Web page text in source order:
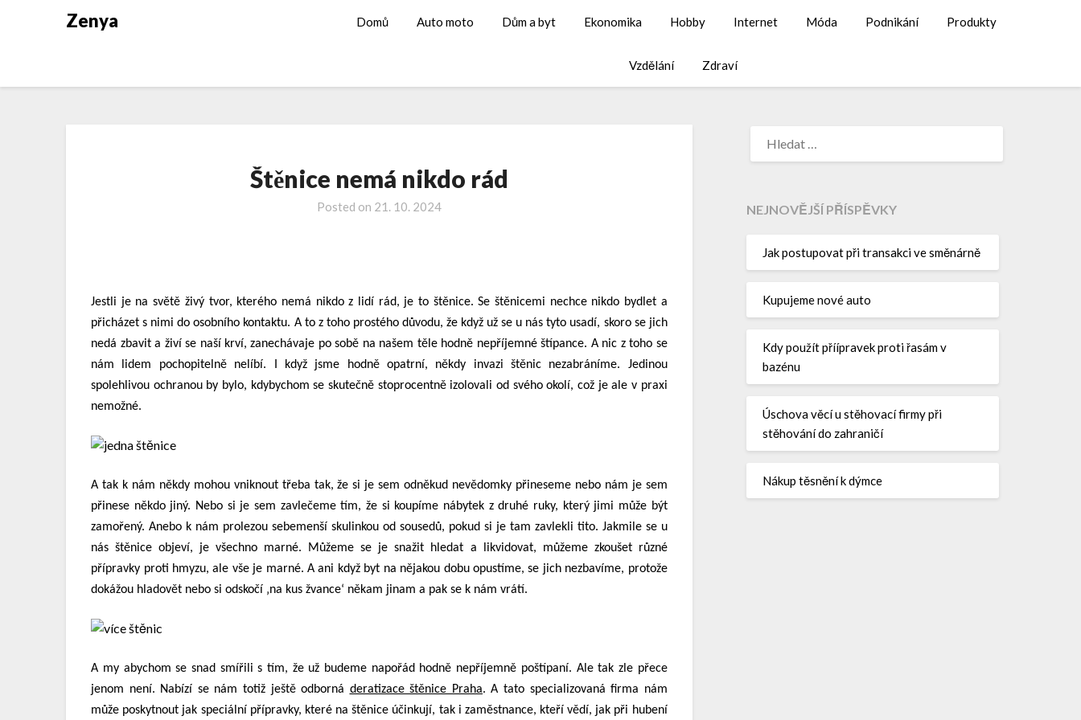
Zenya Domů Auto moto Dům a byt Ekonomika Hobby Internet Móda Podnikání Produkty
Vzdělání Zdraví
Štěnice nemá nikdo rád
Posted on 21. 10. 2024
Jestli je na světě živý tvor, kterého nemá nikdo z lidí rád, je to štěnice. Se štěnicemi nechce nikdo bydlet a
přicházet s nimi do osobního kontaktu. A to z toho prostého důvodu, že když už se u nás tyto usadí, skoro se jich
nedá zbavit a živí se naší krví, zanechávaje po sobě na našem těle hodně nepříjemné štípance. A nic z toho se
nám lidem pochopitelně nelíbí. I když jsme hodně opatrní, někdy invazi štěnic nezabráníme. Jedinou
spolehlivou ochranou by bylo, kdybychom se skutečně stoprocentně izolovali od svého okolí, což je ale v praxi
nemožné.
A tak k nám někdy mohou vniknout třeba tak, že si je sem odněkud nevědomky přineseme nebo nám je sem
přinese někdo jiný. Nebo si je sem zavlečeme tím, že si koupíme nábytek z druhé ruky, který jimi může být
zamořený. Anebo k nám prolezou sebemenší skulinkou od sousedů, pokud si je tam zavlekli tito. Jakmile se u
nás štěnice objeví, je všechno marné. Můžeme se je snažit hledat a likvidovat, můžeme zkoušet různé
přípravky proti hmyzu, ale vše je marné. A ani když byt na nějakou dobu opustíme, se jich nezbavíme, protože
dokážou hladovět nebo si odskočí ‚na kus žvance‘ někam jinam a pak se k nám vrátí.
A my abychom se snad smířili s tím, že už budeme napořád hodně nepříjemně poštípaní. Ale tak zle přece
jenom není. Nabízí se nám totiž ještě odborná deratizace štěnice Praha. A tato specializovaná firma nám
může poskytnout jak speciální přípravky, které na štěnice účinkují, tak i zaměstnance, kteří vědí, jak při hubení
NEJNOVĚJŠÍ PŘÍSPĚVKY
Jak postupovat při transakci ve směnárně
Kupujeme nové auto
Kdy použít příípravek proti řasám v
bazénu
Úschova věcí u stěhovací firmy při
stěhování do zahraničí
Nákup těsnění k dýmce